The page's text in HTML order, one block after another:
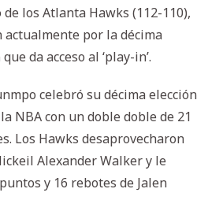
de los Atlanta Hawks (112-110),
actualmente por la décima
da acceso al ‘play-in’.
celebró su décima elección
NBA con un doble doble de 21
Los Hawks desaprovecharon
Alexander Walker y le
y 16 rebotes de Jalen